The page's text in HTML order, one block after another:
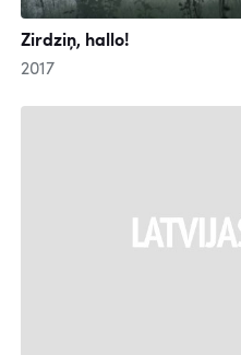
Zirdziņ, hallo!
2017